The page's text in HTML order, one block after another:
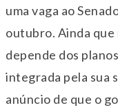
uma vaga ao
outubro. Ainda
depende dos
integrada pela sua
anúncio de que o